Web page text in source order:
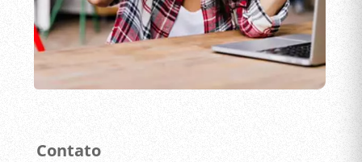
Contato